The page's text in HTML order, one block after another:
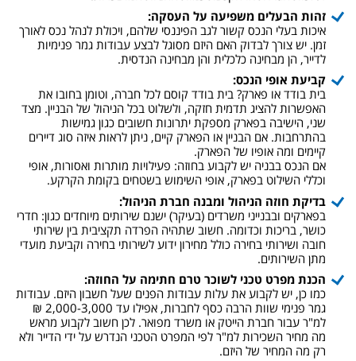
זהות הבעלים משפיעה על העסקה:
איכות בעלי הנכס קשור לגב הפיננסי שלהם, ויכולת לנהל נכס לאורך
זמן. יש צורך לבדוק האם היזם מסוגל לבצע עבודות גמר פנימיות
לדייר, הן מבחינה כלכלית והן מבחינה הנדסית.
קביעת אופי הנכס:
בית בודד או פארק? בית בודד קוסם לכל חברה, וטומן בחובו את
האפשרות להציג תדמית חזקה, ולשלוט בכל הניהול של הבניין. מצד
שני, הישיבה בפארק מספקת יתרונות חשובים כגון גמישות
בהתרחבות. אם הבניין או הפארק קיים, ניתן לראות איזה סוג דיירים
קיימים ומה אופיו של הפארק.
אם הנכס בבניה יש לקבוע בחוזה: פעילויות מותרות ואסורות, אופי
וכללי השילוט בפארק, אופי השימוש בשטחים בקומת הקרקע.
בדיקת חוזה הניהול ומבנה חברת הניהול:
בפארקים ובבנייני משרדים (בעיקר) ישנם שירותים מיוחדים כגון: חדרי
כושר, בריכות וכדומה. חשוב שתהיה הפרדה תקציבית בין שירותי
חובה ושירותי בחירה כולל מחירון ידוע לשירותי בחירה וקביעת מועדי
מתן השירותים.
הכנת מפרט טכני לשוכר טרם חתימה על החוזה:
כמו כן, יש לקבוע את עלות עבודות הפנים שעל חשבון היזם. עבודות
גמר פנימי שוות הרבה כסף לחברות, אפילו עד 2,000-3,000 ₪
למ"ר עבור חברת הייטק או משרד מפואר. לכן חשוב לקבוע מראש
מה מחיר השכירות למ"ר לפי המפרט הטכני הנדרש על ידי הדייר ולא
רק מה המחיר של היזם.